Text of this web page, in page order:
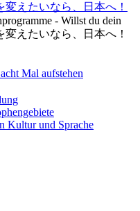
変えたいなら、日本へ！
- Willst du dein
変えたいなら、日本へ！
Mal aufstehen
Kultur und Sprache